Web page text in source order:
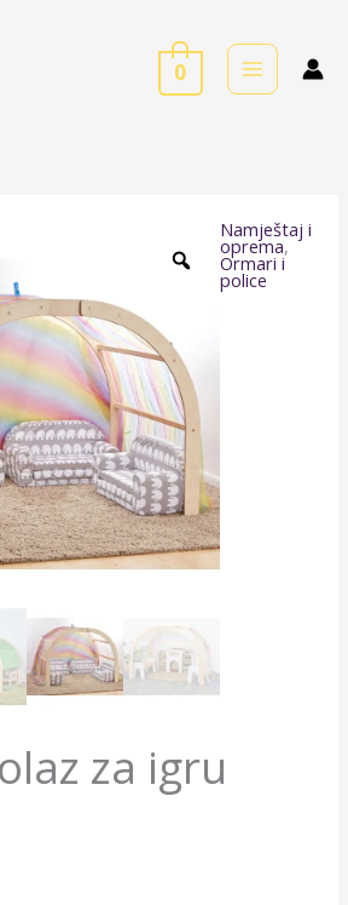
0
Namještaj i
oprema,
Ormari i
police
za igru